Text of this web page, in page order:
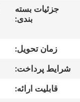
کنترل
ما
تماس
جزئیات بسته
بندی:
زمان تحویل:
شرایط پرداخت:
قابلیت ارائه: